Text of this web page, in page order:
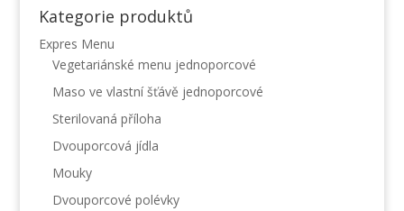
Kategorie produktů
Expres Menu
Vegetariánské menu jednoporcové
Maso ve vlastní šťávě jednoporcové
Sterilovaná příloha
Dvouporcová jídla
Mouky
Dvouporcové polévky